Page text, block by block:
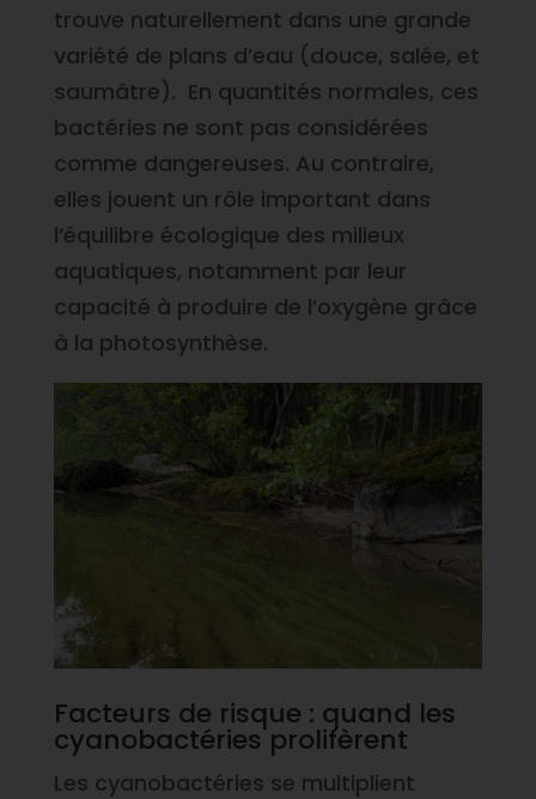
trouve naturellement dans une grande
variété de plans d’eau (douce, salée, et
saumâtre). En quantités normales, ces
bactéries ne sont pas considérées
comme dangereuses. Au contraire,
elles jouent un rôle important dans
l’équilibre écologique des milieux
aquatiques, notamment par leur
capacité à produire de l’oxygène grâce
à la photosynthèse.
Facteurs de risque : quand les
cyanobactéries prolifèrent
Les cyanobactéries se multiplient